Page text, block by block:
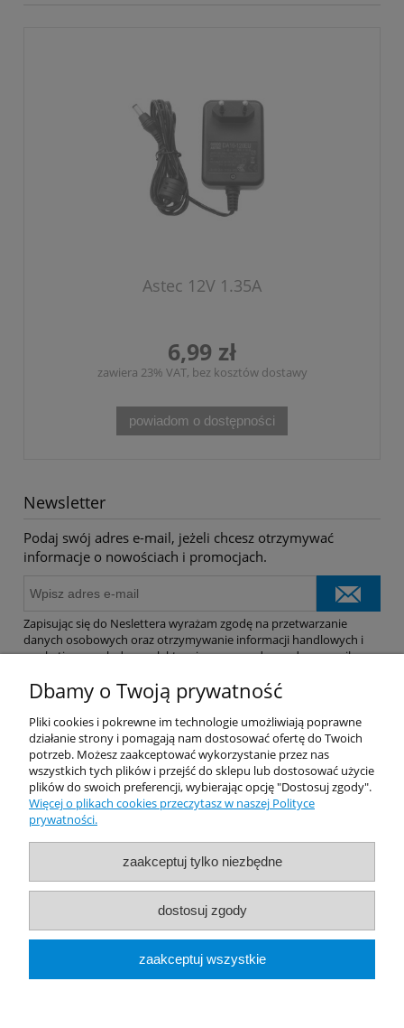
Astec 12V 1.35A
6,99 zł
zawiera 23% VAT, bez kosztów dostawy
powiadom o dostępności
Newsletter
Podaj swój adres e-mail, jeżeli chcesz otrzymywać
informacje o nowościach i promocjach.
Zapisując się do Neslettera wyrażam zgodę na przetwarzanie
danych osobowych oraz otrzymywanie informacji handlowych i
marketingowych drogą elektroniczną na podany adres e-mail.
Pomoc
Dostawa
Moje konto
O firmie
Rekomendowane Strony
Dbamy o Twoją prywatność
Pliki cookies i pokrewne im technologie umożliwiają poprawne
działanie strony i pomagają nam dostosować ofertę do Twoich
potrzeb. Możesz zaakceptować wykorzystanie przez nas
wszystkich tych plików i przejść do sklepu lub dostosować użycie
plików do swoich preferencji, wybierając opcję "Dostosuj zgody".
Więcej o plikach cookies przeczytasz w naszej Polityce
prywatności.
zaakceptuj tylko niezbędne
dostosuj zgody
zaakceptuj wszystkie